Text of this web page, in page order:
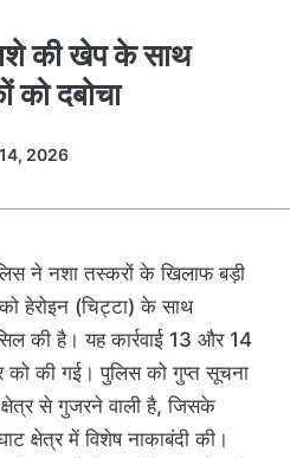
की खेप के साथ
को दबोचा
2026
ने नशा तस्करों के खिलाफ बड़ी
हेरोइन (चिट्टा) के साथ
की है। यह कार्रवाई 13 और 14
को की गई। पुलिस को गुप्त सूचना
से गुजरने वाली है, जिसके
क्षेत्र में विशेष नाकाबंदी की।